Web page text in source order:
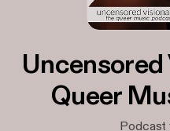
Queer
Podcast